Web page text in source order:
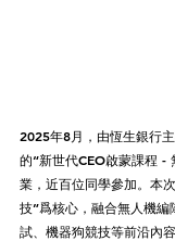
2025年8月，由恆生銀行
的“新世代CEO啟蒙課程 -
業，近百位同學參加。本
技”爲核心，融合無人機
試、機器狗競技等前沿內